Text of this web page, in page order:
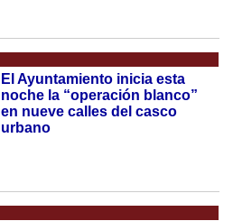
El Ayuntamiento inicia esta
noche la “operación blanco”
en nueve calles del casco
urbano